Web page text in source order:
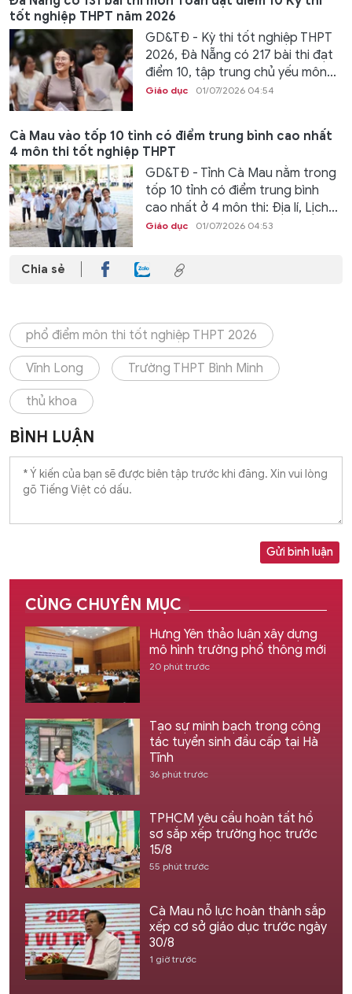
tốt nghiệp THPT năm 2026
GD&TĐ - Kỳ thi tốt nghiệp THPT
2026, Đà Nẵng có 217 bài thi đạt
điểm 10, tập trung chủ yếu môn...
Giáo dục 01/07/2026 04:54
Cà Mau vào tốp 10 tỉnh có điểm trung bình cao nhất
4 môn thi tốt nghiệp THPT
GD&TĐ - Tỉnh Cà Mau nằm trong
tốp 10 tỉnh có điểm trung bình
cao nhất ở 4 môn thi: Địa lí, Lịch...
Giáo dục 01/07/2026 04:53
Chia sẻ
phổ điểm môn thi tốt nghiệp THPT 2026
Vĩnh Long Trường THPT Bình Minh
thủ khoa
BÌNH LUẬN
Gửi bình luận
CÙNG CHUYÊN MỤC
Hưng Yên thảo luận xây dựng
mô hình trường phổ thông mới
20 phút trước
Tạo sự minh bạch trong công
tác tuyển sinh đầu cấp tại Hà
Tĩnh
36 phút trước
TPHCM yêu cầu hoàn tất hồ
sơ sắp xếp trường học trước
15/8
55 phút trước
Cà Mau nỗ lực hoàn thành sắp
xếp cơ sở giáo dục trước ngày
30/8
1 giờ trước